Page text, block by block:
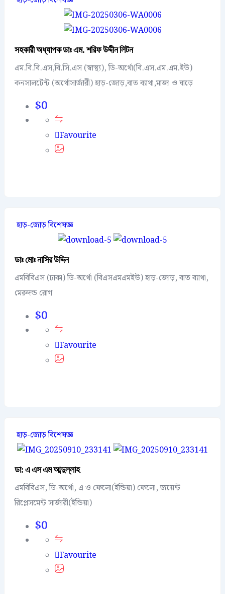
সহকারী অধ্যাপক ডাঃ এম. শরিফ উদ্দীন লিটন
এম.বি.বি.এস,বি.সি.এস (স্বাস্থ্য), ডি-অর্থো(বি.এস.এম.এম.ইউ)
কনসালটেন্ট (অর্থোসার্জারী) হাড়-জোড়,বাত ব্যাথা,মাজা ও ঘাড়ে
$0
Favourite
হাড়-জোড় বিশেষজ্ঞ
ডাঃ মোঃ নাসির উদ্দিন
এমবিবিএস (ঢাকা) ডি-অর্থো (বিএসএমএমইউ) হাড়-জোড়, বাত ব্যাথা,
মেরুদন্ড রোগ
$0
Favourite
হাড়-জোড় বিশেষজ্ঞ
ডা: এ এস এম আব্দুল্লাহ
এমবিবিএস, ডি-অর্থো, এ ও ফেলো(ইন্ডিয়া) ফেলো, জয়েন্ট
রিপ্লেসমেন্ট সার্জারী(ইন্ডিয়া)
$0
Favourite